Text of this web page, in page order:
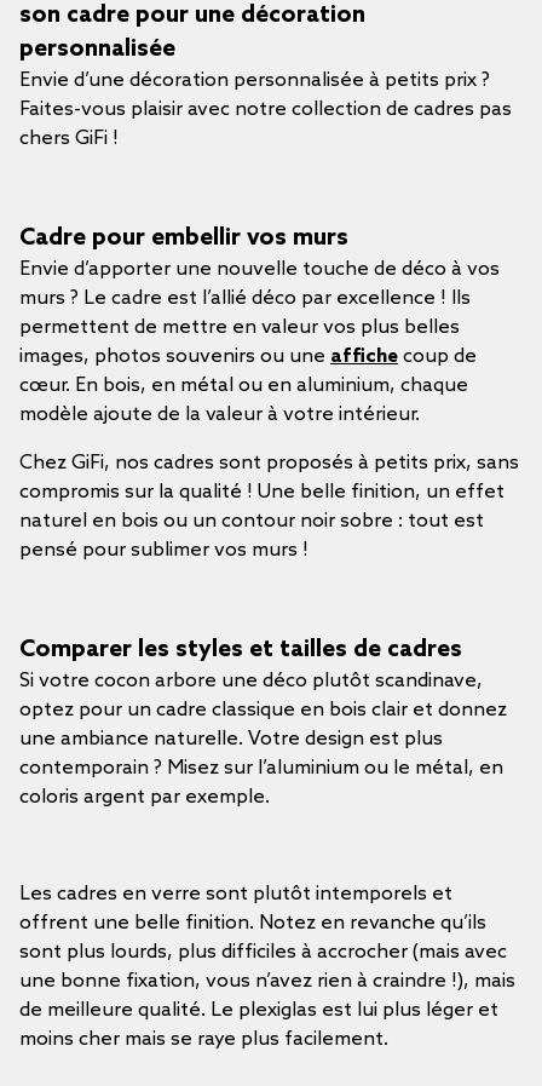
son cadre pour une décoration
personnalisée
Envie d’une décoration personnalisée à petits prix ?
Faites-vous plaisir avec notre collection de cadres pas
chers GiFi !
Cadre pour embellir vos murs
Envie d’apporter une nouvelle touche de déco à vos
murs ? Le cadre est l’allié déco par excellence ! Ils
permettent de mettre en valeur vos plus belles
images, photos souvenirs ou une affiche coup de
cœur. En bois, en métal ou en aluminium, chaque
modèle ajoute de la valeur à votre intérieur.
Chez GiFi, nos cadres sont proposés à petits prix, sans
compromis sur la qualité ! Une belle finition, un effet
naturel en bois ou un contour noir sobre : tout est
pensé pour sublimer vos murs !
Comparer les styles et tailles de cadres
Si votre cocon arbore une déco plutôt scandinave,
optez pour un cadre classique en bois clair et donnez
une ambiance naturelle. Votre design est plus
contemporain ? Misez sur l’aluminium ou le métal, en
coloris argent par exemple.
Les cadres en verre sont plutôt intemporels et
offrent une belle finition. Notez en revanche qu’ils
sont plus lourds, plus difficiles à accrocher (mais avec
une bonne fixation, vous n’avez rien à craindre !), mais
de meilleure qualité. Le plexiglas est lui plus léger et
moins cher mais se raye plus facilement.